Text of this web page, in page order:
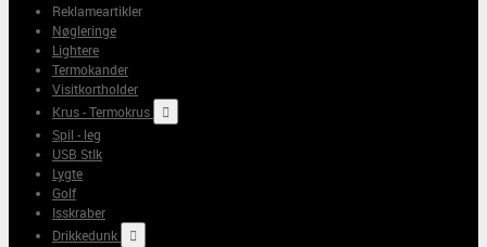
Reklameartikler
Nøgleringe
Lightere
Termokander
Visitkortholder
Krus - Termokrus

Spil - leg
USB StIk
Lygte
Golf
Isskraber
Drikkedunk
